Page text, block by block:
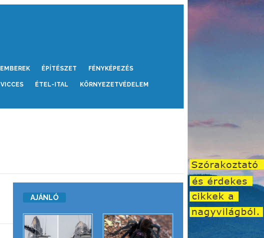
EMBEREK ÉPÍTÉSZET FÉNYKÉPEZÉS
VICCES ÉTEL-ITAL KÖRNYEZETVÉDELEM
AJÁNLÓ